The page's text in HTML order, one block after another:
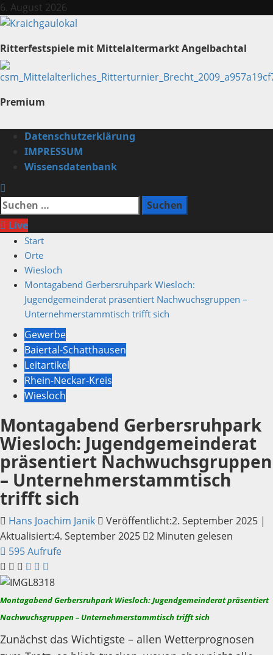
Zum
Inhalt
6. August 2026
Ritterfestspiele mit Mittelaltermarkt Angelbachtal
Premium
Primäres
Menü
Datenschutzerklärung
IMPRESSUM
Wissensdatenbank
Suchen
nach:
Live
Start
Orte
Wiesloch
Montagabend Gerbersruhpark Wiesloch:
Jugendgemeinderat präsentiert Nachwuchsgruppen –
Unternehmerstammtisch trifft sich
Gewerbe
Baiertal-Schatthausen
Leitartikel
Rhein-Neckar-Kreis
Wiesloch
Montagabend Gerbersruhpark
Wiesloch: Jugendgemeinderat
präsentiert Nachwuchsgruppen
– Unternehmerstammtisch
trifft sich
Hans Joachim Janik
Veröffentlicht:2. September 2025 |
Aktualisiert:4. September 2025
2 Minuten gelesen
595 Aufrufe
Montagabend Gerbersruhpark Wiesloch: Jugendgemeinderat präsentiert
Nachwuchsgruppen – Unternehmerstammtisch trifft sich
Zunächst das Wichtigste – allen Wetterprognosen